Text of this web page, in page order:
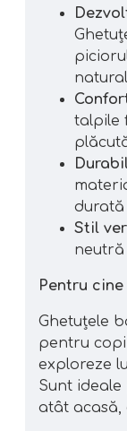
talpile
durată
Stil
neutră
Pentru
Ghetuțele
pentru
exploreze
Sunt
atât acasă,